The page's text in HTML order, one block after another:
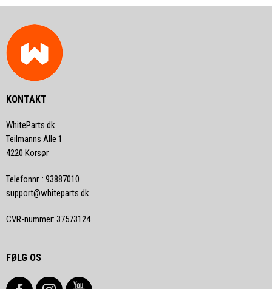
KONTAKT
WhiteParts.dk
Teilmanns Alle 1
4220 Korsør
Telefonnr. : 93887010
support@whiteparts.dk
CVR-nummer: 37573124
FØLG OS